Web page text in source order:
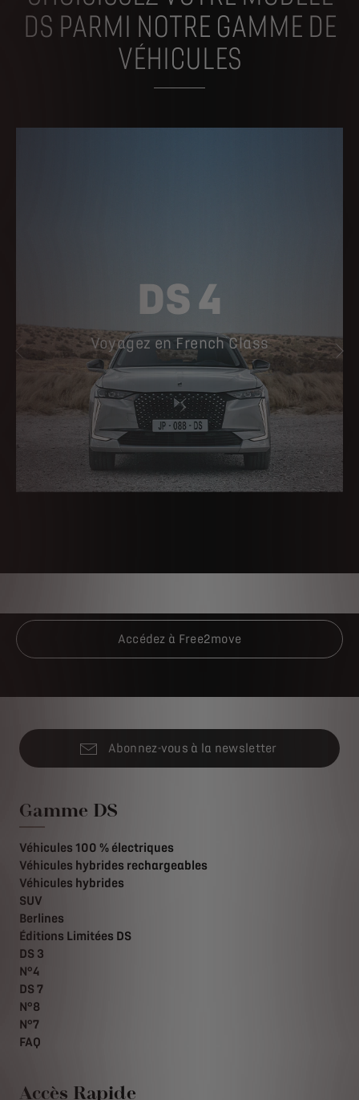
DS PARMI NOTRE GAMME DE
VÉHICULES
PRÉCÉDENT
DS 4
Voyagez en French Class
Accédez à Free2move
Abonnez-vous à la newsletter
Gamme DS
Véhicules 100 % électriques
Véhicules hybrides rechargeables
Véhicules hybrides
SUV
Berlines
Éditions Limitées DS
DS 3
N°4
DS 7
N°8
N°7
FAQ
Accès Rapide